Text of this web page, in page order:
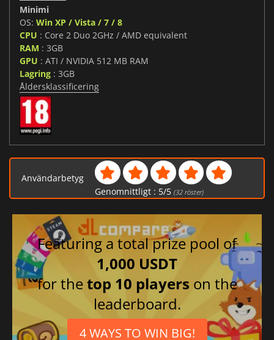
Minimi
OS: Win XP / Vista / 7 / 8
CPU : Core 2 Duo 2GHz / AMD equivalent
RAM : 3GB
GPU : ATI / NVIDIA 512 MB RAM
Lagring : 3GB
Åldersklassificering
Användarbetyg
Genomnittligt : 5/5 (32röster)
Featuring a total prize pool of
1,000 USDT
for thetop 10 players on the
leaderboard.
4 WAYS TO WIN BIG!